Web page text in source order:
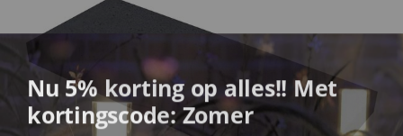
Nu 5% korting op alles!! Met
kortingscode: Zomer